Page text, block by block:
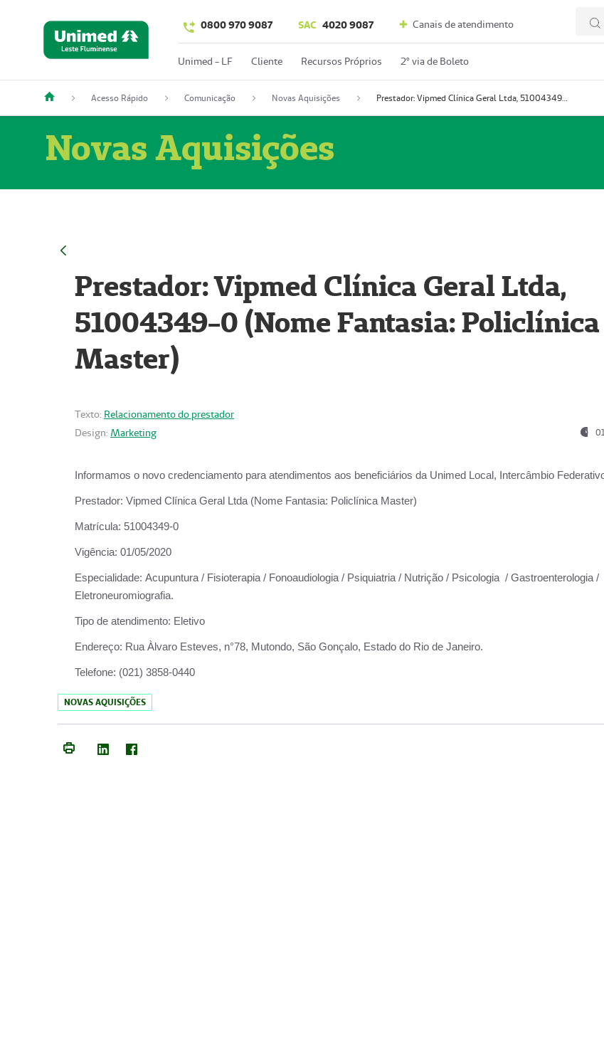
0800 970 9087 SAC 4020 9087 Canais de atendimento
Unimed - LF Cliente Recursos Próprios 2º via de Boleto
Acesso Rápido Comunicação Novas Aquisições Prestador: Vipmed Clínica Geral Ltda, 51004349-0 (Nome Fantasia: Policlínica Master)
Novas Aquisições
Prestador: Vipmed Clínica Geral Ltda,
51004349-0 (Nome Fantasia: Policlínica
Master)
Texto: Relacionamento do prestador
Design: Marketing
Informamos o novo credenciamento para atendimentos aos beneficiários da Unimed Local, Intercâmbio
Prestador: Vipmed Clínica Geral Ltda (Nome Fantasia: Policlínica Master)
Matrícula: 51004349-0
Vigência: 01/05/2020
Especialidade: Acupuntura / Fisioterapia / Fonoaudiologia / Psiquiatria / Nutrição / Psicologia / Gastroenterologia /
Eletroneuromiografia.
Tipo de atendimento: Eletivo
Endereço: Rua Àlvaro Esteves, n°78, Mutondo, São Gonçalo, Estado do Rio de Janeiro.
Telefone: (021) 3858-0440
NOVAS AQUISIÇÕES